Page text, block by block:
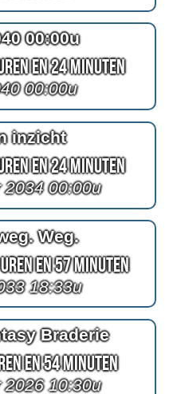
00:00u
en 24 Minuten
00:00u
inzicht
en 24 Minuten
2034 00:00u
Weg.
en 57 Minuten
18:33u
Braderie
en 54 Minuten
2026 10:30u